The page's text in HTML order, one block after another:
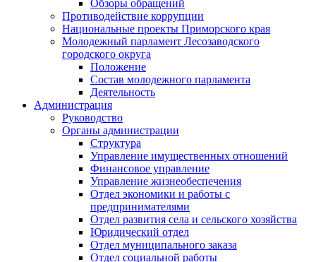
Обзоры обращений
Противодействие коррупции
Национальные проекты Приморского края
Молодежный парламент Лесозаводского
городского округа
Положение
Состав молодежного парламента
Деятельность
Администрация
Руководство
Органы администрации
Структура
Управление имущественных отношений
Финансовое управление
Управление жизнеобеспечения
Отдел экономики и работы с
предпринимателями
Отдел развития села и сельского хозяйства
Юридический отдел
Отдел муниципального заказа
Отдел социальной работы